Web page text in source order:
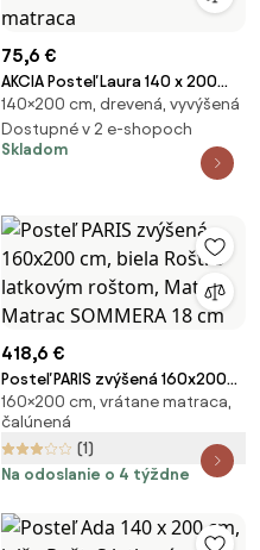
75,6 €
AKCIA Posteľ Laura 140 x 200
cm, dub II. akosť Rošt: Bez
roštu, Matrac: Bez matraca
140×200 cm, drevená, vyvýšená
Dostupné v 2 e-shopoch
Skladom
418,6 €
Posteľ PARIS zvýšená 160x200
cm, biela Rošt: S latkovým
roštom, Matrac: Matrac
SOMMERA 18 cm
160×200 cm, vrátane matraca,
čalúnená
(1)
Na odoslanie o 4 týždne